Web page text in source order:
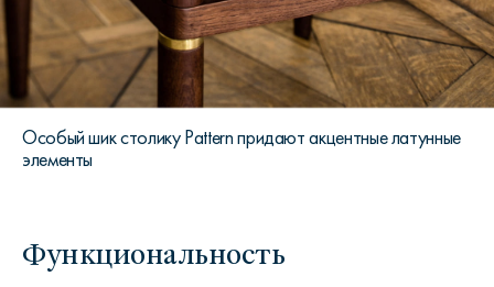
Особый шик столику Pattern придают акцентные латунные
элементы
Функциональность